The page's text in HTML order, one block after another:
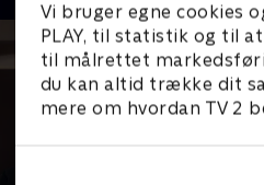
Vi bruger egne cookies
PLAY, til statistik og til
til målrettet
du kan altid trække dit
mere om hvordan TV 2